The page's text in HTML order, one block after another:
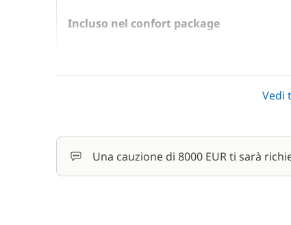
Incluso nel confort package
Vedi
Una cauzione di 8000 EUR ti sarà